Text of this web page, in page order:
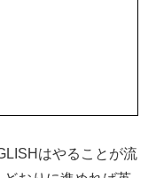
はやることが流